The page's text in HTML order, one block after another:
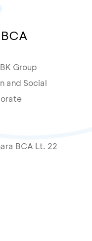
Group
and Social
BCA Lt. 22